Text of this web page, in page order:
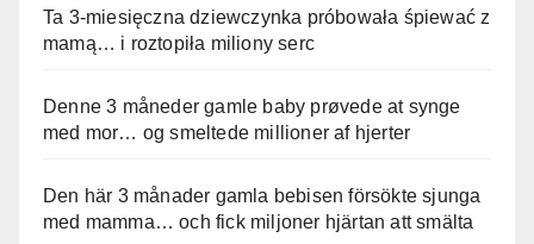
Ta 3-miesięczna dziewczynka próbowała śpiewać z
mamą… i roztopiła miliony serc
Denne 3 måneder gamle baby prøvede at synge
med mor… og smeltede millioner af hjerter
Den här 3 månader gamla bebisen försökte sjunga
med mamma… och fick miljoner hjärtan att smälta